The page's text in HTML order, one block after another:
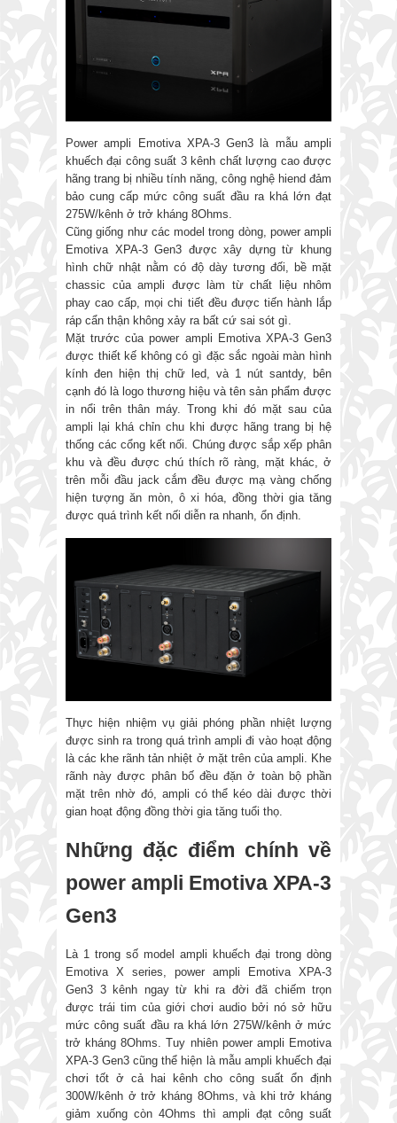
Power ampli Emotiva XPA-3 Gen3 là mẫu ampli
khuếch đại công suất 3 kênh chất lượng cao được
hãng trang bị nhiều tính năng, công nghệ hiend đảm
bảo cung cấp mức công suất đầu ra khá lớn đạt
275W/kênh ở trở kháng 8Ohms.
Cũng giống như các model trong dòng, power ampli
Emotiva XPA-3 Gen3 được xây dựng từ khung
hình chữ nhật nằm có độ dày tương đối, bề mặt
chassic của ampli được làm từ chất liệu nhôm
phay cao cấp, mọi chi tiết đều được tiến hành lắp
ráp cẩn thận không xảy ra bất cứ sai sót gì.
Mặt trước của power ampli Emotiva XPA-3 Gen3
được thiết kế không có gì đặc sắc ngoài màn hình
kính đen hiện thị chữ led, và 1 nút santdy, bên
cạnh đó là logo thương hiệu và tên sản phẩm được
in nổi trên thân máy. Trong khi đó mặt sau của
ampli lại khá chỉn chu khi được hãng trang bị hệ
thống các cổng kết nối. Chúng được sắp xếp phân
khu và đều được chú thích rõ ràng, mặt khác, ở
trên mỗi đầu jack cắm đều được mạ vàng chống
hiện tượng ăn mòn, ô xi hóa, đồng thời gia tăng
được quá trình kết nối diễn ra nhanh, ổn định.
Thực hiện nhiệm vụ giải phóng phần nhiệt lượng
được sinh ra trong quá trình ampli đi vào hoạt động
là các khe rãnh tản nhiệt ở mặt trên của ampli. Khe
rãnh này được phân bố đều đặn ở toàn bộ phần
mặt trên nhờ đó, ampli có thể kéo dài được thời
gian hoạt động đồng thời gia tăng tuổi thọ.
Những đặc điểm chính về
power ampli Emotiva XPA-3
Gen3
Là 1 trong số model ampli khuếch đại trong dòng
Emotiva X series, power ampli Emotiva XPA-3
Gen3 3 kênh ngay từ khi ra đời đã chiếm trọn
được trái tim của giới chơi audio bởi nó sở hữu
mức công suất đầu ra khá lớn 275W/kênh ở mức
trở kháng 8Ohms. Tuy nhiên power ampli Emotiva
XPA-3 Gen3 cũng thể hiện là mẫu ampli khuếch đại
chơi tốt ở cả hai kênh cho công suất ổn định
300W/kênh ở trở kháng 8Ohms, và khi trở kháng
giảm xuống còn 4Ohms thì ampli đạt công suất